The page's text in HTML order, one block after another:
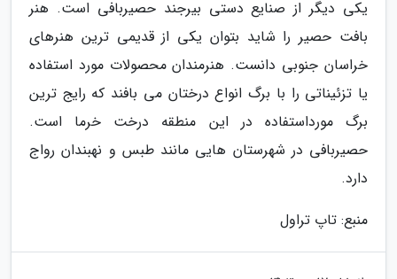
یکی دیگر از صنایع دستی بیرجند حصیربافی است. هنر
بافت حصیر را شاید بتوان یکی از قدیمی ترین هنرهای
خراسان جنوبی دانست. هنرمندان محصولات مورد استفاده
یا تزئیناتی را با برگ انواع درختان می بافند که رایج ترین
برگ مورداستفاده در این منطقه درخت خرما است.
حصیربافی در شهرستان هایی مانند طبس و نهبندان رواج
دارد.
منبع: تاپ تراول